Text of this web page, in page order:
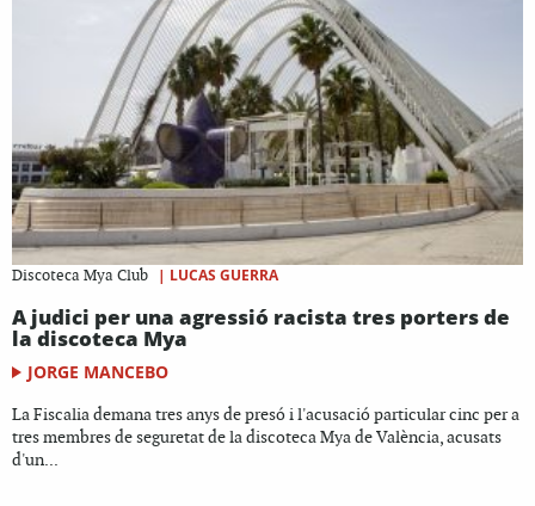
Discoteca Mya Club | LUCAS GUERRA
A judici per una agressió racista tres porters de
la discoteca Mya
JORGE MANCEBO
La Fiscalia demana tres anys de presó i l'acusació particular cinc per a
tres membres de seguretat de la discoteca Mya de València, acusats
d'un...